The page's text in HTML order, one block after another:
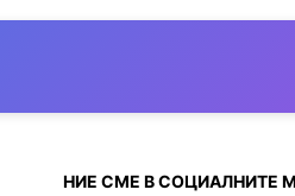
НИЕ СМЕ В СОЦИАЛНИТЕ